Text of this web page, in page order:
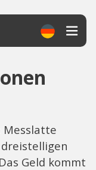
Messlatte
Geld kommt